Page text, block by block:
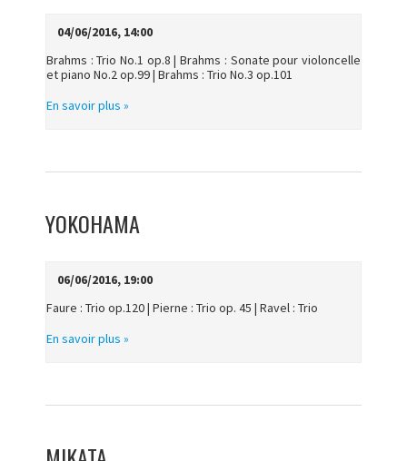
04/06/2016, 14:00
Brahms : Trio No.1 op.8 | Brahms : Sonate pour violoncelle
et piano No.2 op.99 | Brahms : Trio No.3 op.101
En savoir plus »
YOKOHAMA
06/06/2016, 19:00
Faure : Trio op.120 | Pierne : Trio op. 45 | Ravel : Trio
En savoir plus »